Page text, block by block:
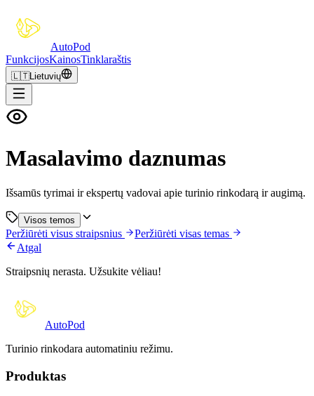
AutoPod
FunkcijosKainosTinklaraštis
🇱🇹Lietuvių
Masalavimo daznumas
Išsamūs tyrimai ir ekspertų vadovai apie turinio rinkodarą ir augimą.
Visos temos
Peržiūrėti visus straipsnius
Peržiūrėti visas temas
Atgal
Straipsnių nerasta. Užsukite vėliau!
AutoPod
Turinio rinkodara automatiniu režimu.
Produktas